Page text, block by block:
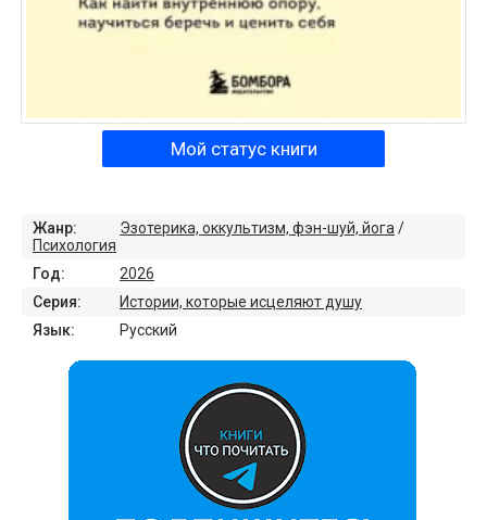
Мой статус книги
Жанр: Эзотерика, оккультизм, фэн-шуй, йога /
Психология
Год:
2026
Серия:
Истории, которые исцеляют душу
Язык:
Русский